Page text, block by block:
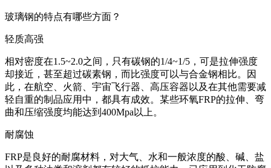
玻璃钢的特点有哪些方面？
轻质高强
相对密度在1.5~2.0之间，只有碳钢的1/4~1/5，可是拉伸强度
却接近，甚至超过碳素钢，而比强度可以与合金钢相比。因
此，在航空、火箭、宇宙飞行器、高压容器以及在其他需要减
轻自重的制品应用中，都具有成效。某些环氧FRP的拉伸、弯
曲和压缩强度均能达到400Mpa以上。
耐腐蚀
FRP是良好的耐腐材料，对大气、水和一般浓度的酸、碱、盐